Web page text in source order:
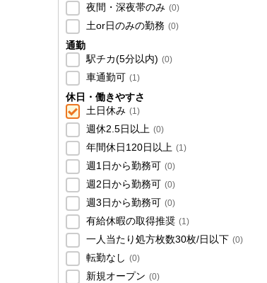
夜間・深夜帯のみ (0)
土or日のみの勤務 (0)
通勤
駅チカ(5分以内) (0)
車通勤可 (1)
休日・働きやすさ
土日休み (1)
週休2.5日以上 (0)
年間休日120日以上 (1)
週1日から勤務可 (0)
週2日から勤務可 (0)
週3日から勤務可 (0)
有給休暇の取得推奨 (1)
一人当たり処方枚数30枚/日以下 (0)
転勤なし (0)
新規オープン (0)